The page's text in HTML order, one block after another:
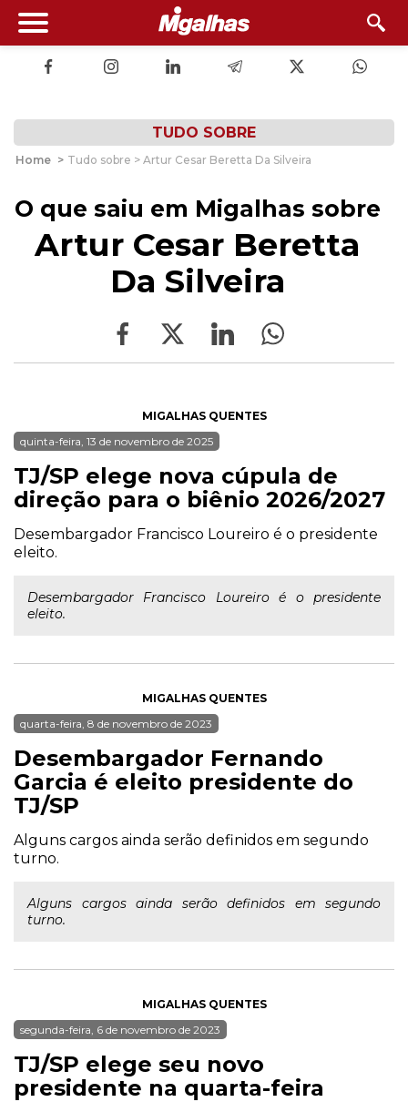
TUDO SOBRE
Home > Tudo sobre > Artur Cesar Beretta Da Silveira
O que saiu em Migalhas sobre
Artur Cesar Beretta
Da Silveira
MIGALHAS QUENTES
quinta-feira, 13 de novembro de 2025
TJ/SP elege nova cúpula de
direção para o biênio 2026/2027
Desembargador Francisco Loureiro é o presidente
eleito.
Desembargador Francisco Loureiro é o presidente
eleito.
MIGALHAS QUENTES
quarta-feira, 8 de novembro de 2023
Desembargador Fernando
Garcia é eleito presidente do
TJ/SP
Alguns cargos ainda serão definidos em segundo
turno.
Alguns cargos ainda serão definidos em segundo
turno.
MIGALHAS QUENTES
segunda-feira, 6 de novembro de 2023
TJ/SP elege seu novo
presidente na quarta-feira